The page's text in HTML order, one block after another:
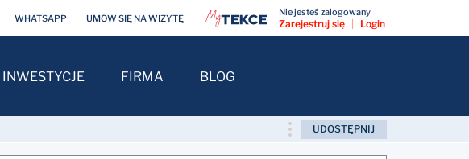
UDOSTĘPNIJ
INWESTYCJE FIRMA BLOG
WHATSAPP UMÓW SIĘ NA WIZYTĘ
Nie jesteś zalogowany
Zarejestruj się Login